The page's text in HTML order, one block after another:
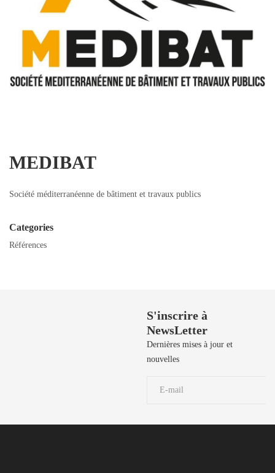
MEDIBAT
Société méditerranéenne de bâtiment et travaux publics
Categories
Références
S'inscrire à
NewsLetter
Dernières mises à jour et
nouvelles